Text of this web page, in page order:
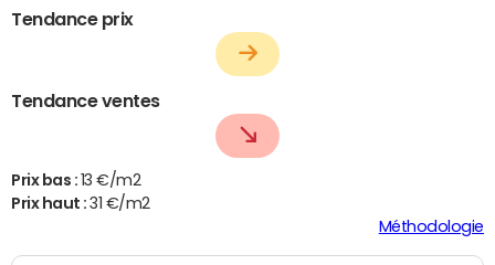
Tendance prix
Tendance ventes
Prix bas : 13 €/m2
Prix haut :31 €/m2
Méthodologie